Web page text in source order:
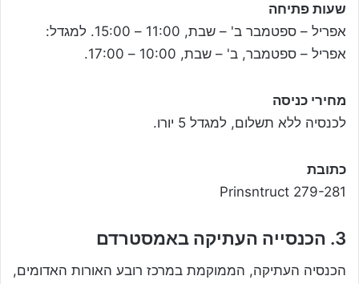
שעות פתיחה
אפריל – ספטמבר ב' – שבת, 11:00 – 15:00. למגדל:
אפריל – ספטמבר, ב' – שבת, 10:00 – 17:00.
מחירי כניסה
לכנסיה ללא תשלום, למגדל 5 יורו.
כתובת
Prinsntruct 279-281
3. הכנסייה העתיקה באמסטרדם
הכנסיה העתיקה, הממוקמת במרכז רובע האורות האדומים,